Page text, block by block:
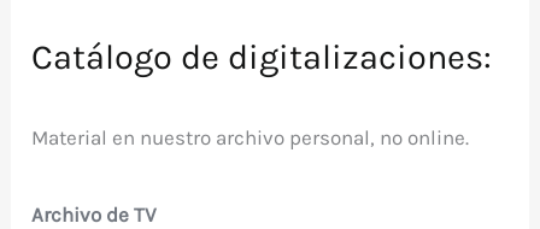
Catálogo de digitalizaciones:
Material en nuestro archivo personal, no online.
Archivo de TV